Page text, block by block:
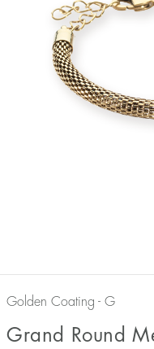
Golden Coating - G
Grand Round